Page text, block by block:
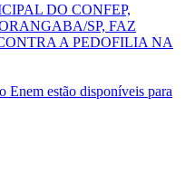
DO CONFEP,
SP, FAZ
A PEDOFILIA NA
Enem estão disponíveis para